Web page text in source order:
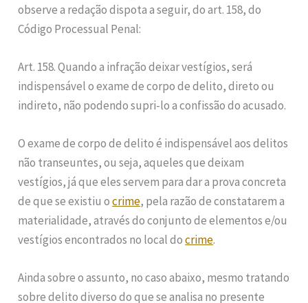
observe a redação dispota a seguir, do art. 158, do
Código Processual Penal:
Art. 158. Quando a infração deixar vestígios, será
indispensável o exame de corpo de delito, direto ou
indireto, não podendo supri-lo a confissão do acusado.
O exame de corpo de delito é indispensável aos delitos
não transeuntes, ou seja, aqueles que deixam
vestígios, já que eles servem para dar a prova concreta
de que se existiu ocrime, pela razão de constatarem a
materialidade, através do conjunto de elementos e/ou
vestígios encontrados no local docrime.
Ainda sobre o assunto, no caso abaixo, mesmo tratando
sobre delito diverso do que se analisa no presente